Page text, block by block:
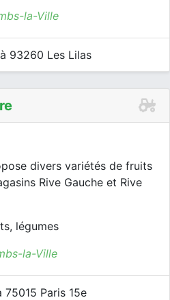
la-Ville
93260 Les Lilas
divers variétés de fruits
Rive Gauche et Rive
légumes
la-Ville
75015 Paris 15e